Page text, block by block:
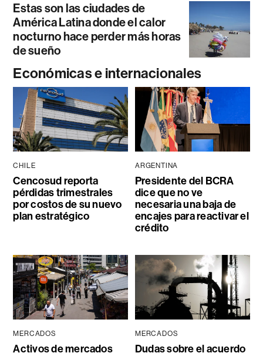
Estas son las ciudades de
América Latina donde el calor
nocturno hace perder más horas
de sueño
Económicas e internacionales
CHILE
Cencosud reporta
pérdidas trimestrales
por costos de su nuevo
plan estratégico
ARGENTINA
Presidente del BCRA
dice que no ve
necesaria una baja de
encajes para reactivar el
crédito
MERCADOS
Activos de mercados
MERCADOS
Dudas sobre el acuerdo